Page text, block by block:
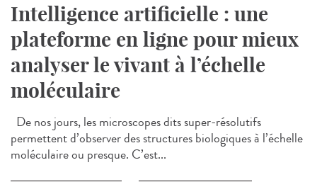
Intelligence artificielle : une
plateforme en ligne pour mieux
analyser le vivant à l’échelle
moléculaire
De nos jours, les microscopes dits super-résolutifs
permettent d’observer des structures biologiques à l’échelle
moléculaire ou presque. C’est...